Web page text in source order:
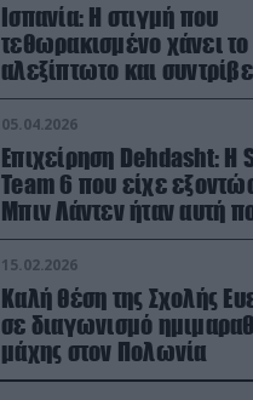
Ισπανία: Η στιγμή που
τεθωρακισμένο χάνει το
αλεξίπτωτο και
ορμή στο έδαφος
05.04.2026
Επιχείρηση Dehdasht: Η
Team 6 που είχε
Μπιν Λάντεν ήταν αυτή
διέσωσε τον πιλότο του
15.02.2026
Καλή θέση της Σχολής
σε διαγωνισμό
μάχης στον Πολωνία